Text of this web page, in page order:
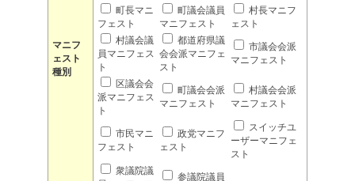
マニフ
ェスト
種別
町長マニ
フェスト
町議会議員
マニフェスト
村長マニフ
ェスト
村議会議
員マニフェス
ト
都道府県議
会会派マニフェ
スト
市議会会派
マニフェスト
区議会会
派マニフェス
ト
町議会会派
マニフェスト
村議会会派
マニフェスト
市民マニ
フェスト
政党マニフ
ェスト
スイッチユ
ーザーマニフェ
スト
衆議院議
参議院議員